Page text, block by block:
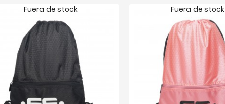
Fuera de stock Fuera de stock